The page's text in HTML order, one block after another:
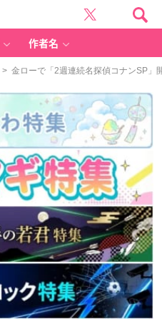
作者名
> 金ローで「2週連続名探偵コナンSP」